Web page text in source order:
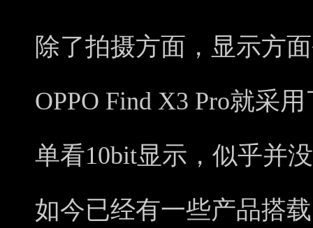
除了拍摄方面，显示方
OPPO Find X3 Pro就采
单看10bit显示，似乎并
如今已经有一些产品搭